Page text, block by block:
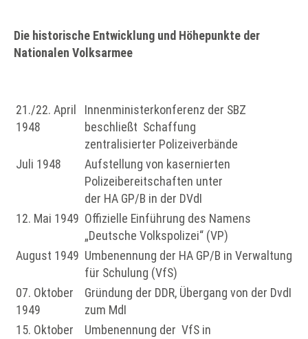
Die historische Entwicklung und Höhepunkte der
Nationalen Volksarmee
21./22. April
1948
Innenministerkonferenz der SBZ
beschließt Schaffung
zentralisierter Polizeiverbände
Juli 1948
Aufstellung von kasernierten
Polizeibereitschaften unter
der HA GP/B in der DVdI
12. Mai 1949 Offizielle Einführung des Namens
„Deutsche Volkspolizei“ (VP)
August 1949 Umbenennung der HA GP/B in Verwaltung
für Schulung (VfS)
07. Oktober
1949
Gründung der DDR, Übergang von der DvdI
zum MdI
15. Oktober
Umbenennung der VfS in